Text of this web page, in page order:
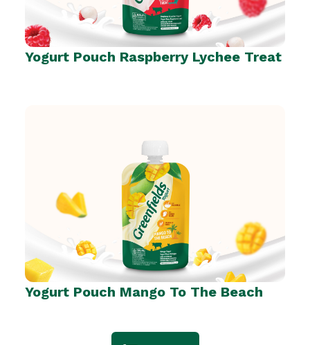
Yogurt Pouch Raspberry Lychee Treat
Yogurt Pouch Mango To The Beach